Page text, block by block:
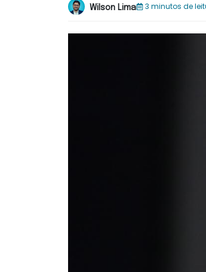
Wilson Lima 3 minutos de